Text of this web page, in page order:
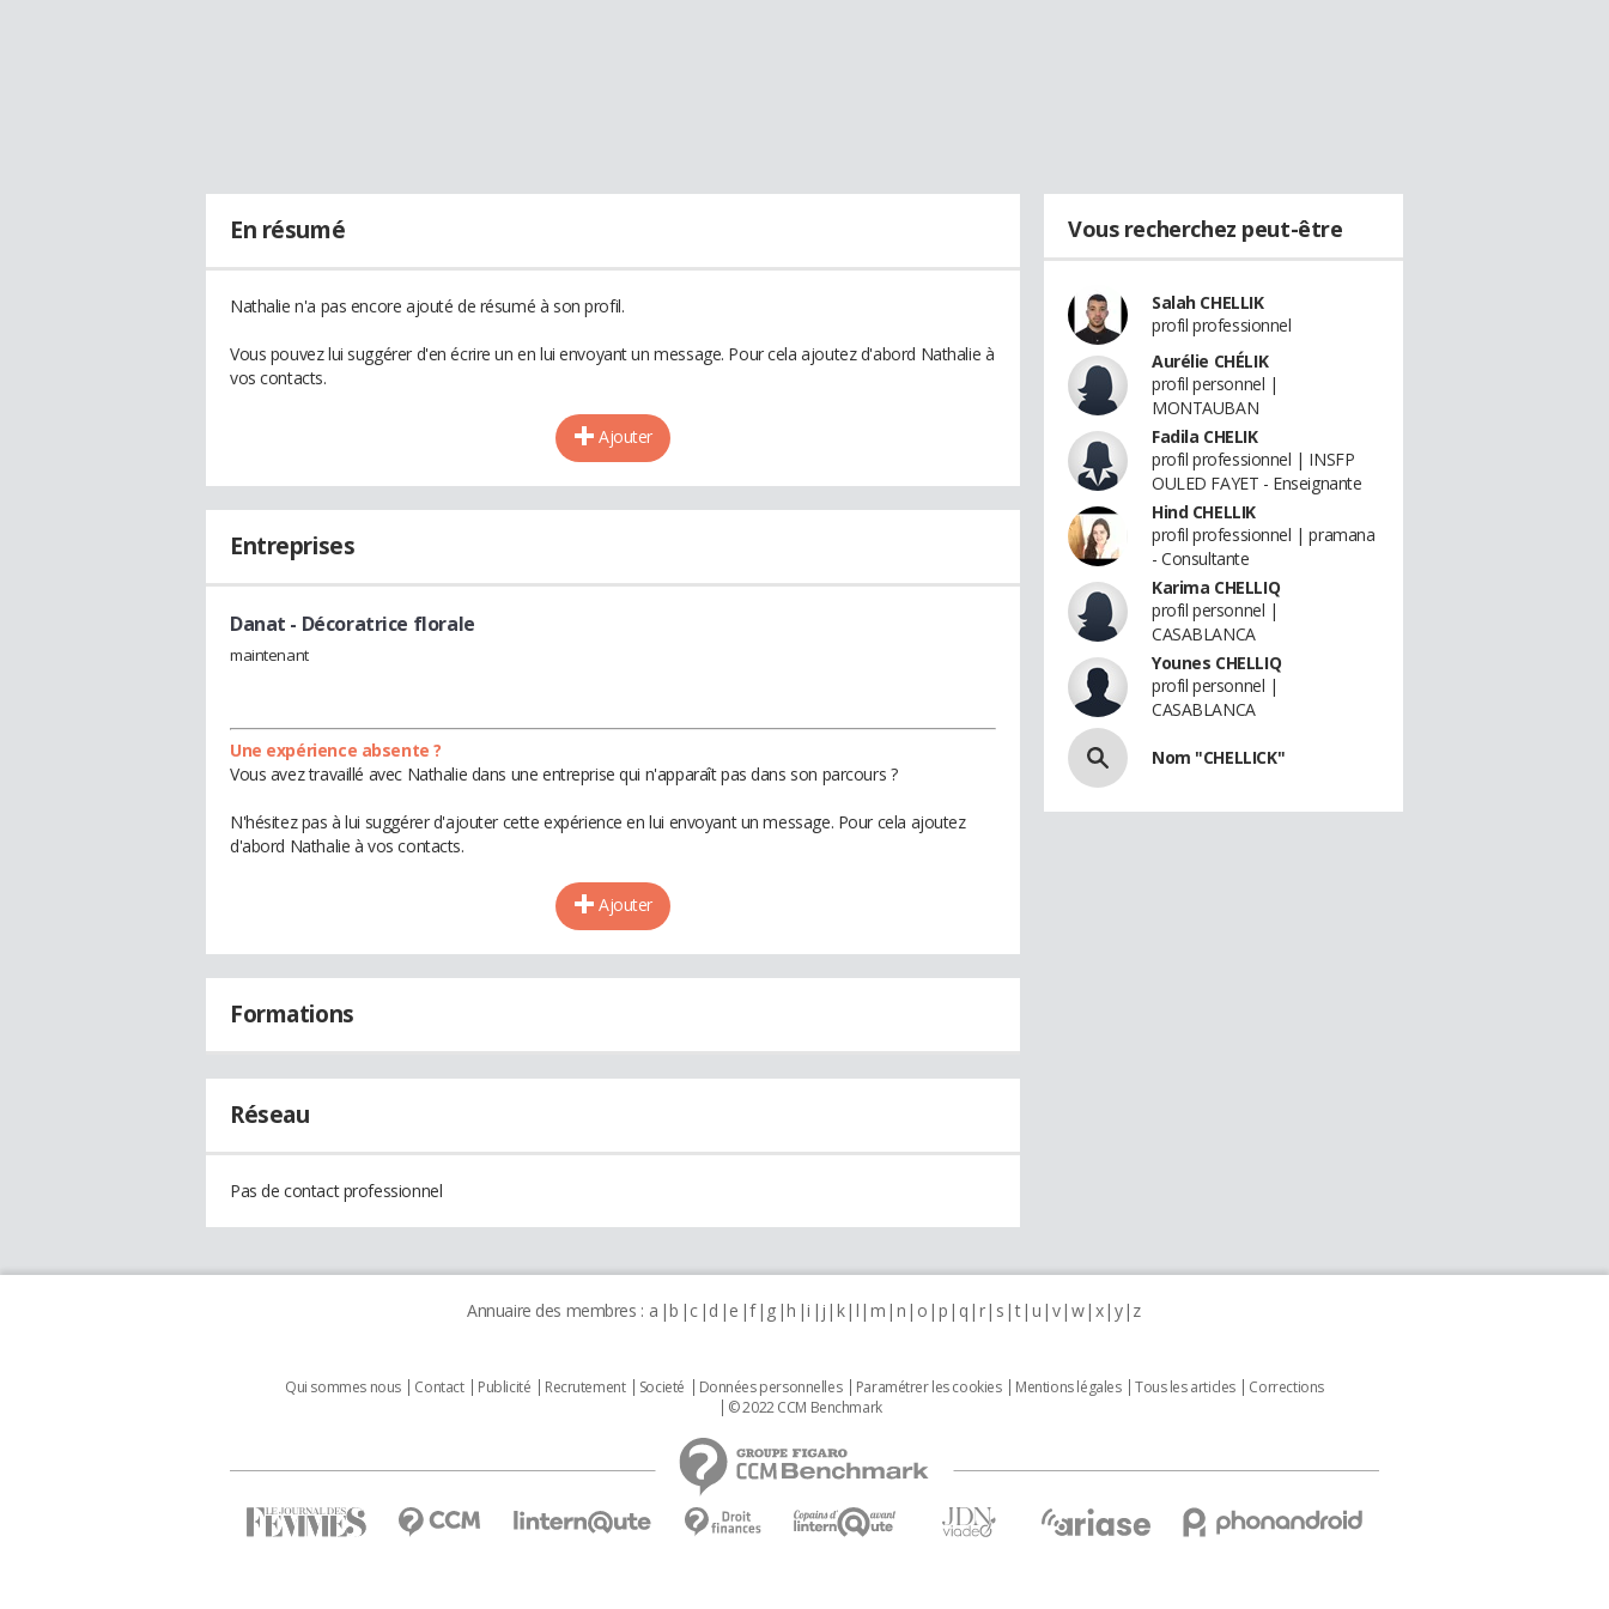
En résumé
Nathalie n'a pas encore ajouté de résumé à son profil.
Vous pouvez lui suggérer d'en écrire un en lui envoyant un message. Pour cela ajoutez d'abord Nathalie à
vos contacts.
Ajouter
Entreprises
Danat - Décoratrice florale
maintenant
Une expérience absente ?
Vous avez travaillé avec Nathalie dans une entreprise qui n'apparaît pas dans son parcours ?
N'hésitez pas à lui suggérer d'ajouter cette expérience en lui envoyant un message. Pour cela ajoutez
d'abord Nathalie à vos contacts.
Ajouter
Formations
Réseau
Pas de contact professionnel
Vous recherchez peut-être
Salah CHELLIK
profil professionnel
Aurélie CHÉLIK
profil personnel |
MONTAUBAN
Fadila CHELIK
profil professionnel | INSFP
OULED FAYET - Enseignante
Hind CHELLIK
profil professionnel | pramana
- Consultante
Karima CHELLIQ
profil personnel |
CASABLANCA
Younes CHELLIQ
profil personnel |
CASABLANCA
Nom "CHELLICK"
Annuaire des membres : a b c d e f g h i j k l m n o p q r s t u v w x y z
Qui sommes nous Contact Publicité Recrutement Societé Données personnelles Paramétrer les cookies Mentions légales Tous les articles
Corrections
© 2022 CCM Benchmark